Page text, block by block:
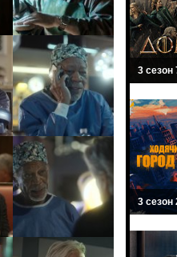
3 сезон
3 сезон